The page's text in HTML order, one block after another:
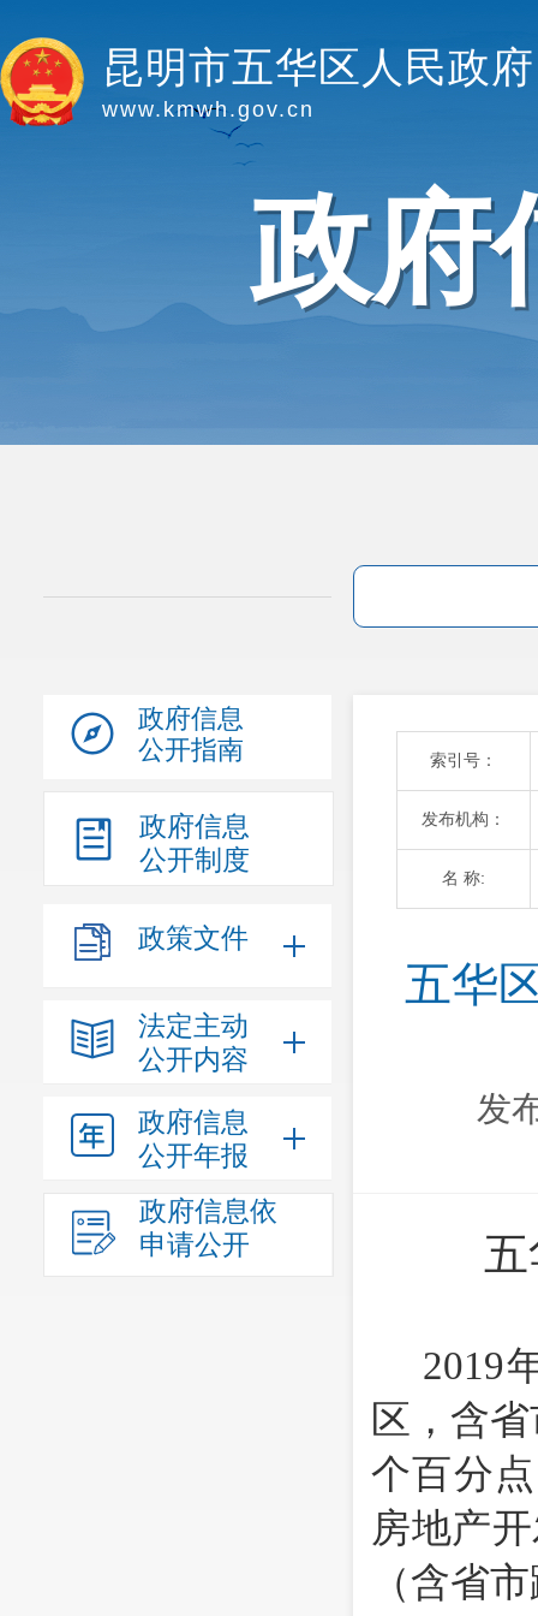
昆明市五华区人民政府
www.kmwh.gov.cn
政府
政府信息
公开指南
政府信息
公开制度
政策文件
法定主动
公开内容
政府信息
公开年报
政府信息依
申请公开
索引号：
发布机构：
名 称:
五华
发
2019
区，含
个百分
房地产
（含省